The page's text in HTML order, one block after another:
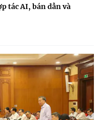
tác AI, bán dẫn và